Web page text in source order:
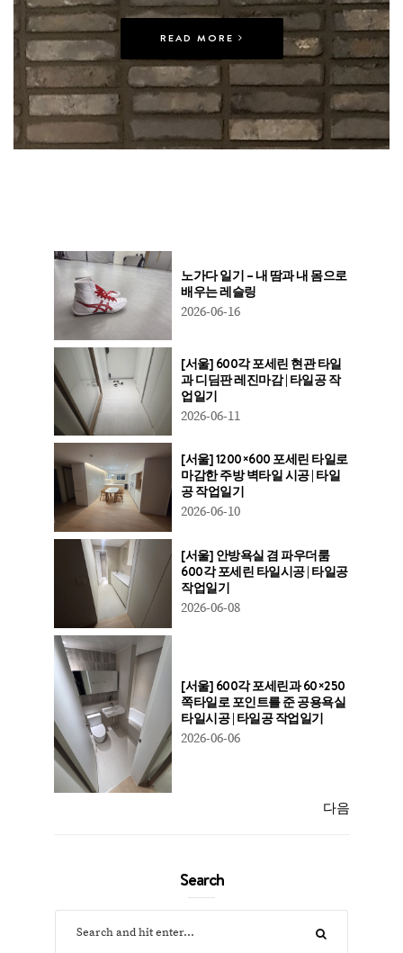
READ MORE
노가다 일기 – 내 땀과 내 몸으로
배우는 레슬링
2026-06-16
[서울] 600각 포세린 현관 타일
과 디딤판 레진마감 | 타일공 작
업일기
2026-06-11
[서울] 1200×600 포세린 타일로
마감한 주방 벽타일 시공 | 타일
공 작업일기
2026-06-10
[서울] 안방욕실 겸 파우더룸
600각 포세린 타일시공 | 타일공
작업일기
2026-06-08
[서울] 600각 포세린과 60×250
쪽타일로 포인트를 준 공용욕실
타일시공 | 타일공 작업일기
2026-06-06
다음
Search